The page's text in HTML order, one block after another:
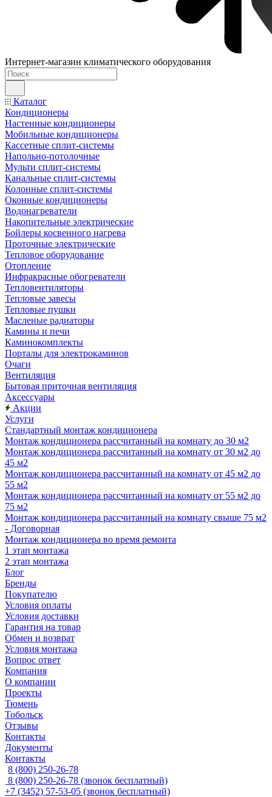
Интернет-магазин климатического оборудования
Каталог
Кондиционеры
Настенные кондиционеры
Мобильные кондиционеры
Кассетные сплит-системы
Напольно-потолочные
Мульти сплит-системы
Канальные сплит-системы
Колонные сплит-системы
Оконные кондиционеры
Водонагреватели
Накопительные электрические
Бойлеры косвенного нагрева
Проточные электрические
Тепловое оборудование
Отопление
Инфракрасные обогреватели
Тепловентиляторы
Тепловые завесы
Тепловые пушки
Масленые радиаторы
Камины и печи
Каминокомплекты
Порталы для электрокаминов
Очаги
Вентиляция
Бытовая приточная вентиляция
Аксессуары
Акции
Услуги
Стандартный монтаж кондиционера
Монтаж кондиционера рассчитанный на комнату до 30 м2
Монтаж кондиционера рассчитанный на комнату от 30 м2 до
45 м2
Монтаж кондиционера рассчитанный на комнату от 45 м2 до
55 м2
Монтаж кондиционера рассчитанный на комнату от 55 м2 до
75 м2
Монтаж кондиционера рассчитанный на комнату свыше 75 м2
- Договорная
Монтаж кондиционера во время ремонта
1 этап монтажа
2 этап монтажа
Блог
Бренды
Покупателю
Условия оплаты
Условия доставки
Гарантия на товар
Обмен и возврат
Условия монтажа
Вопрос ответ
Компания
О компании
Проекты
Тюмень
Тобольск
Отзывы
Контакты
Документы
Контакты
8 (800) 250-26-78
8 (800) 250-26-78 (звонок бесплатный)
+7 (3452) 57-53-05 (звонок бесплатный)